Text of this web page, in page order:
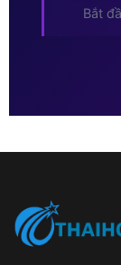
Bắt